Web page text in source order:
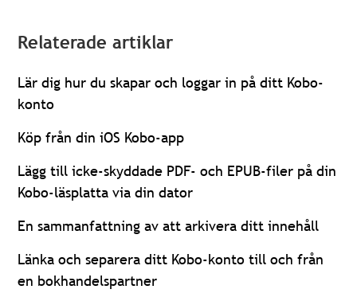
Relaterade artiklar
Lär dig hur du skapar och loggar in på ditt Kobo-
konto
Köp från din iOS Kobo-app
Lägg till icke-skyddade PDF- och EPUB-filer på din
Kobo-läsplatta via din dator
En sammanfattning av att arkivera ditt innehåll
Länka och separera ditt Kobo-konto till och från
en bokhandelspartner